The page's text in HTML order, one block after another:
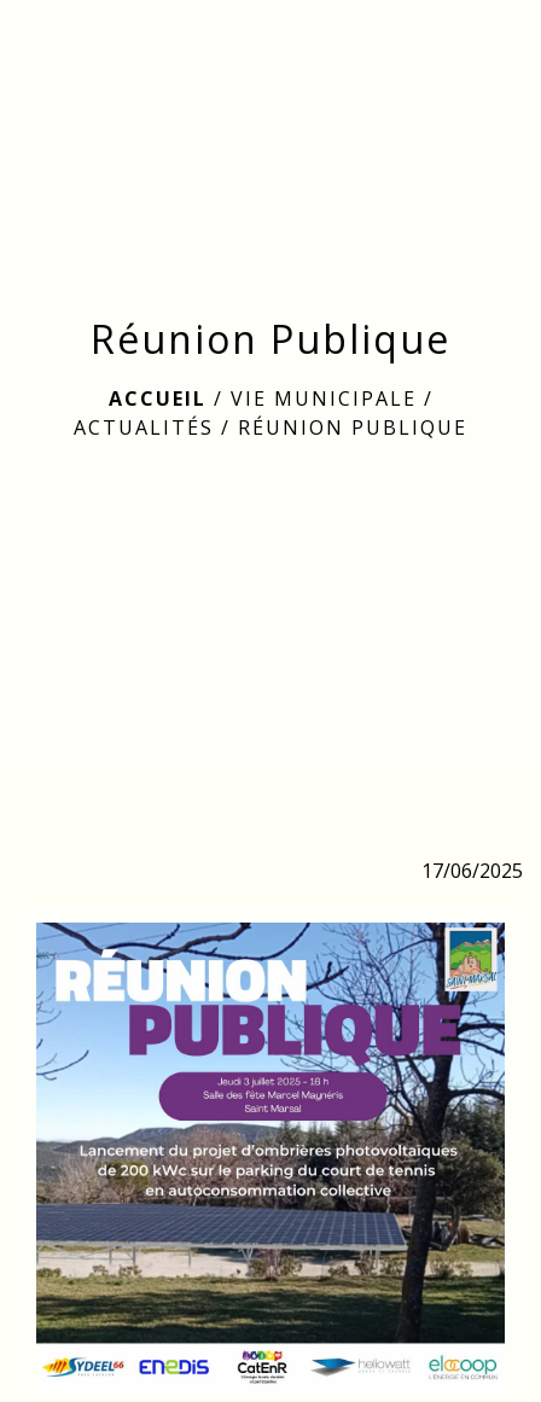
Réunion Publique
ACCUEIL / VIE MUNICIPALE /
ACTUALITÉS / RÉUNION PUBLIQUE
17/06/2025